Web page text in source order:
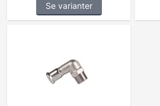
Se varianter